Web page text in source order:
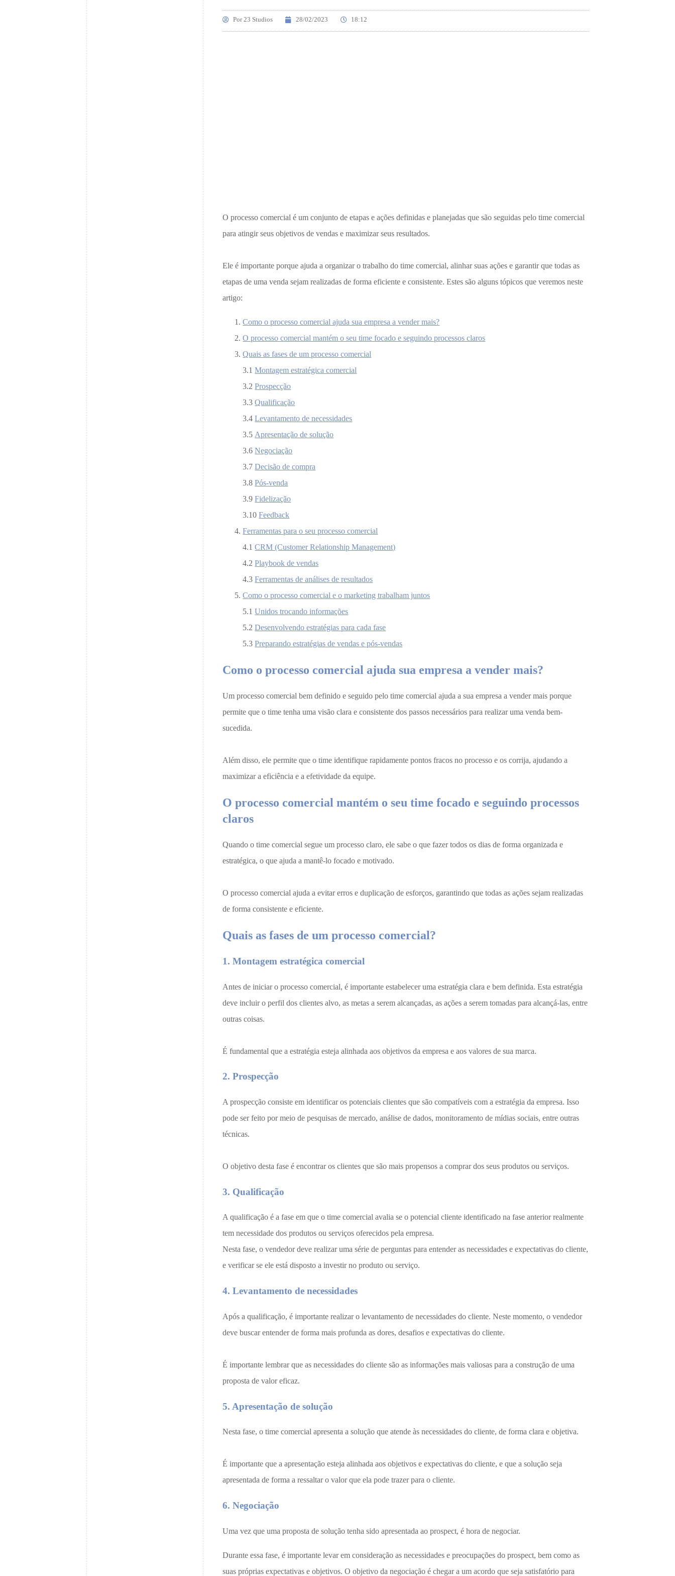
Por23 Studios 28/02/2023 18:12
O processo comercial é um conjunto de etapas e ações definidas e planejadas que são seguidas pelo time comercial
para atingir seus objetivos de vendas e maximizar seus resultados.
Ele é importante porque ajuda a organizar o trabalho do time comercial, alinhar suas ações e garantir que todas as
etapas de uma venda sejam realizadas de forma eficiente e consistente. Estes são alguns tópicos que veremos neste
artigo:
Como o processo comercial ajuda sua empresa a vender mais?
O processo comercial mantém o seu time focado e seguindo processos claros
Quais as fases de um processo comercial
3.1Montagem estratégica comercial
3.2Prospecção
3.3Qualificação
3.4Levantamento de necessidades
3.5Apresentação de solução
3.6Negociação
3.7Decisão de compra
3.8Pós-venda
3.9Fidelização
3.10Feedback
Ferramentas para o seu processo comercial
4.1CRM (Customer Relationship Management)
4.2Playbook de vendas
4.3Ferramentas de análises de resultados
Como o processo comercial e o marketing trabalham juntos
5.1Unidos trocando informações
5.2Desenvolvendo estratégias para cada fase
5.3Preparando estratégias de vendas e pós-vendas
Como o processo comercial ajuda sua empresa a vender mais?
Um processo comercial bem definido e seguido pelo time comercial ajuda a sua empresa a vender mais porque
permite que o time tenha uma visão clara e consistente dos passos necessários para realizar uma venda bem-
sucedida.
Além disso, ele permite que o time identifique rapidamente pontos fracos no processo e os corrija, ajudando a
maximizar a eficiência e a efetividade da equipe.
O processo comercial mantém o seu time focado e seguindo processos
claros
Quando o time comercial segue um processo claro, ele sabe o que fazer todos os dias de forma organizada e
estratégica, o que ajuda a mantê-lo focado e motivado.
O processo comercial ajuda a evitar erros e duplicação de esforços, garantindo que todas as ações sejam realizadas
de forma consistente e eficiente.
Quais as fases de um processo comercial?
1. Montagem estratégica comercial
Antes de iniciar o processo comercial, é importante estabelecer uma estratégia clara e bem definida. Esta estratégia
deve incluir o perfil dos clientes alvo, as metas a serem alcançadas, as ações a serem tomadas para alcançá-las, entre
outras coisas.
É fundamental que a estratégia esteja alinhada aos objetivos da empresa e aos valores de sua marca.
2. Prospecção
A prospecção consiste em identificar os potenciais clientes que são compatíveis com a estratégia da empresa. Isso
pode ser feito por meio de pesquisas de mercado, análise de dados, monitoramento de mídias sociais, entre outras
técnicas.
O objetivo desta fase é encontrar os clientes que são mais propensos a comprar dos seus produtos ou serviços.
3. Qualificação
A qualificação é a fase em que o time comercial avalia se o potencial cliente identificado na fase anterior realmente
tem necessidade dos produtos ou serviços oferecidos pela empresa.
Nesta fase, o vendedor deve realizar uma série de perguntas para entender as necessidades e expectativas do cliente,
e verificar se ele está disposto a investir no produto ou serviço.
4. Levantamento de necessidades
Após a qualificação, é importante realizar o levantamento de necessidades do cliente. Neste momento, o vendedor
deve buscar entender de forma mais profunda as dores, desafios e expectativas do cliente.
É importante lembrar que as necessidades do cliente são as informações mais valiosas para a construção de uma
proposta de valor eficaz.
5. Apresentação de solução
Nesta fase, o time comercial apresenta a solução que atende às necessidades do cliente, de forma clara e objetiva.
É importante que a apresentação esteja alinhada aos objetivos e expectativas do cliente, e que a solução seja
apresentada de forma a ressaltar o valor que ela pode trazer para o cliente.
6. Negociação
Uma vez que uma proposta de solução tenha sido apresentada ao prospect, é hora de negociar.
Durante essa fase, é importante levar em consideração as necessidades e preocupações do prospect, bem como as
suas próprias expectativas e objetivos. O objetivo da negociação é chegar a um acordo que seja satisfatório para